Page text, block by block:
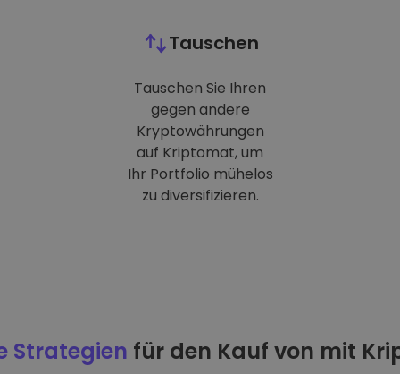
Tauschen
Tauschen Sie Ihren
gegen andere
Kryptowährungen
auf Kriptomat, um
Ihr Portfolio mühelos
zu diversifizieren.
Strategien für den Kauf von mit